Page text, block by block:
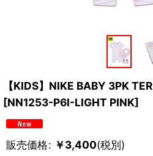
【KIDS】NIKE BABY 3PK
[NN1253-P6I-LIGHT PINK]
販売価格: ￥3,400(税別)